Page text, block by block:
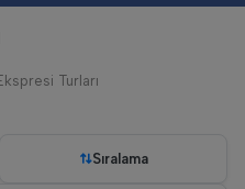
Turları
Sıralama